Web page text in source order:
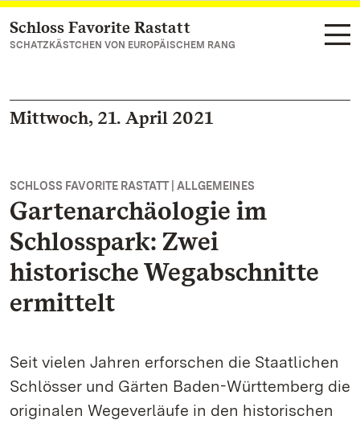
Zum Hauptinhalt springen
Schloss Favorite Rastatt
SCHATZKÄSTCHEN VON EUROPÄISCHEM RANG
Mittwoch, 21. April 2021
SCHLOSS FAVORITE RASTATT | ALLGEMEINES
Gartenarchäologie im
Schlosspark: Zwei
historische Wegabschnitte
ermittelt
Seit vielen Jahren erforschen die Staatlichen
Schlösser und Gärten Baden-Württemberg die
originalen Wegeverläufe in den historischen